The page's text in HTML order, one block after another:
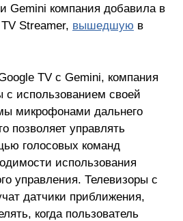
Gemini компания добавила в
Streamer, вышедшую в
TV с Gemini, компания
с использованием своей
микрофонами дальнего
позволяет управлять
голосовых команд
использования
управления. Телевизоры с
датчики приближения,
когда пользователь